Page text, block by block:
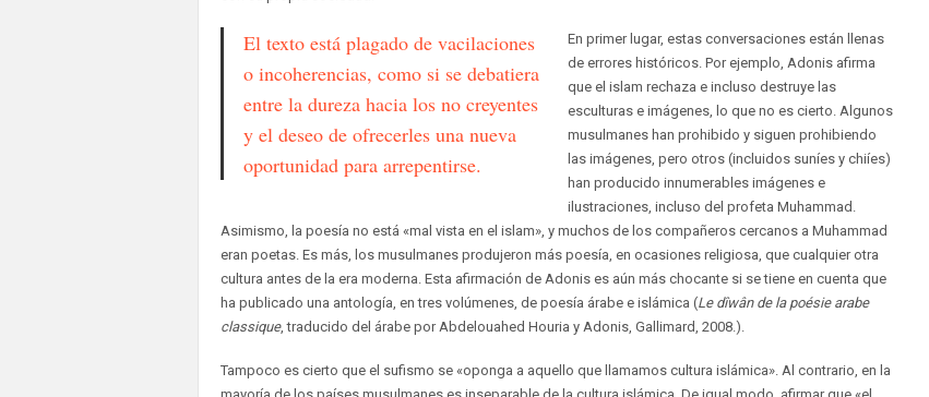
El texto está plagado de vacilaciones
o incoherencias, como si se debatiera
entre la dureza hacia los no creyentes
y el deseo de ofrecerles una nueva
oportunidad para arrepentirse.
En primer lugar, estas conversaciones están llenas
de errores históricos. Por ejemplo, Adonis afirma
que el islam rechaza e incluso destruye las
esculturas e imágenes, lo que no es cierto. Algunos
musulmanes han prohibido y siguen prohibiendo
las imágenes, pero otros (incluidos suníes y chiíes)
han producido innumerables imágenes e
ilustraciones, incluso del profeta Muhammad.
Asimismo, la poesía no está «mal vista en el islam», y muchos de los compañeros cercanos a Muhammad
eran poetas. Es más, los musulmanes produjeron más poesía, en ocasiones religiosa, que cualquier otra
cultura antes de la era moderna. Esta afirmación de Adonis es aún más chocante si se tiene en cuenta que
ha publicado una antología, en tres volúmenes, de poesía árabe e islámica (Le dîwân de la poésie arabe
classique, traducido del árabe por Abdelouahed Houria y Adonis, Gallimard, 2008.).
Tampoco es cierto que el sufismo se «oponga a aquello que llamamos cultura islámica». Al contrario, en la